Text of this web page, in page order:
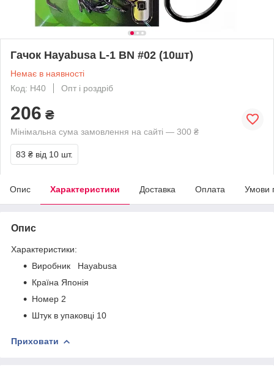
Гачок Hayabusa L-1 BN #02 (10шт)
Немає в наявності
Код: H40
Опт і роздріб
206 ₴
Мінімальна сума замовлення на сайті — 300 ₴
83 ₴ від 10 шт.
Опис Характеристики Доставка Оплата Умови
Опис
Характеристики:
Виробник Hayabusa
Країна Японія
Номер 2
Штук в упаковці 10
Приховати